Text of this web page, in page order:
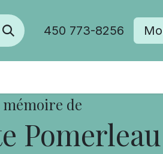
450 773-8256
mémoire de
Pomerleau